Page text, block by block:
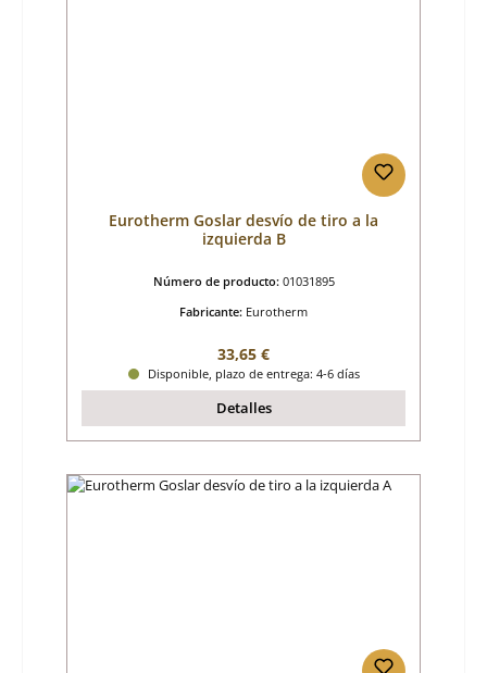
Eurotherm Goslar desvío de tiro a la
izquierda B
Número de producto: 01031895
Fabricante: Eurotherm
Precio normal:
33,65 €
Disponible, plazo de entrega: 4-6 días
Detalles